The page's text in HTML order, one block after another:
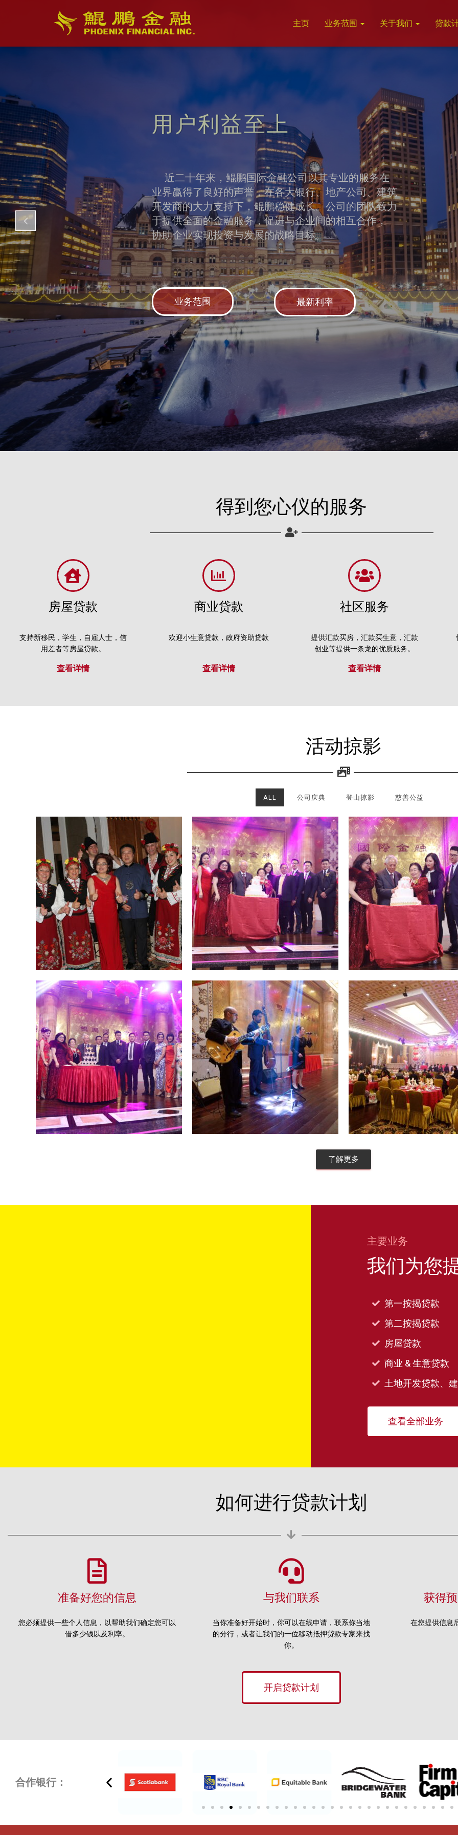
主页 业务范围 关于我们 贷款
用户利益至上
近二十年来，鲲鹏国际金融公司以其专业的服务在
业界赢得了良好的声誉，在各大银行、地产公司、建筑
开发商的大力支持下，鲲鹏稳健成长。公司的团队致力
于提供全面的金融服务，促进与企业间的相互合作，
协助企业实现投资与发展的战略目标。
最新利率
业务范围
得到您心仪的服务
房屋贷款
支持新移民，学生，自雇人士，信
用差者等房屋贷款。
查看详情
商业贷款
欢迎小生意贷款，政府资助贷款
查看详情
社区服务
提供汇款买房，汇款买生意，汇款
创业等提供一条龙的优质服务。
查看详情
活动掠影
ALL 公司庆典 登山掠影 慈善公益
了解更多
主要业务
我们为您
第一按揭贷款
第二按揭贷款
房屋贷款
商业 & 生意贷款
土地开发贷款、
查看全部业务
如何进行贷款计划
准备好您的信息
您必须提供一些个人信息，以帮助我们确定您可以
借多少钱以及利率。
与我们联系
当你准备好开始时，你可以在线申请，联系你当地
的分行，或者让我们的一位移动抵押贷款专家来找
你。
获得
在您提供信息
开启贷款计划
合作银行：